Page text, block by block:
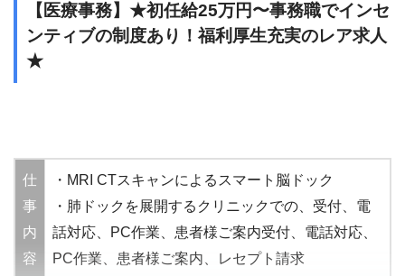
【ITサポート職】
■サポート業務
給
与
年収250〜300万円
月給200,000円
勤
務
9時30分～18時30分
完全週休2日制
【医療事務】★初任給25万円〜事務職でインセ
ンティブの制度あり！福利厚生充実のレア求人
★
仕
事
内
容
・MRI CTスキャンによるスマート脳ドック
・肺ドックを展開するクリニックでの、受付、電
話対応、PC作業、患者様ご案内受付、電話対応、
PC作業、患者様ご案内、レセプト請求